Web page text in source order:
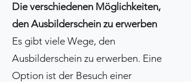
Die verschiedenen Möglichkeiten,
den Ausbilderschein zu erwerben
Es gibt viele Wege, den
Ausbilderschein zu erwerben. Eine
Option ist der Besuch einer